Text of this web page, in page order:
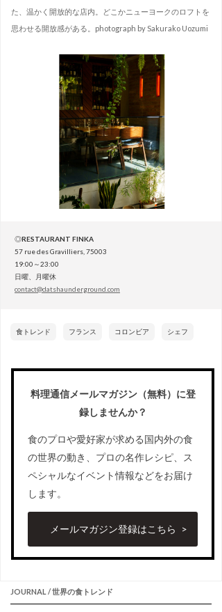
た、温かく開放的な店内。どこかニューヨークのロフトを
思わせる開放感がある。photograph by Sakurako Uozumi
◎RESTAURANT FINKA
57 rue des Gravilliers, 75003
19:00～23:00
日曜、月曜休
contact@datshaunderground.com
食トレンド フランス コロンビア シェフ
料理通信メールマガジン（無料）に登
録しませんか？
食のプロや愛好家が求める国内外の食
の世界の動き、プロの名作レシピ、ス
ペシャルなイベント情報などをお届け
します。
メールマガジン登録はこちら
JOURNAL / 世界の食トレンド